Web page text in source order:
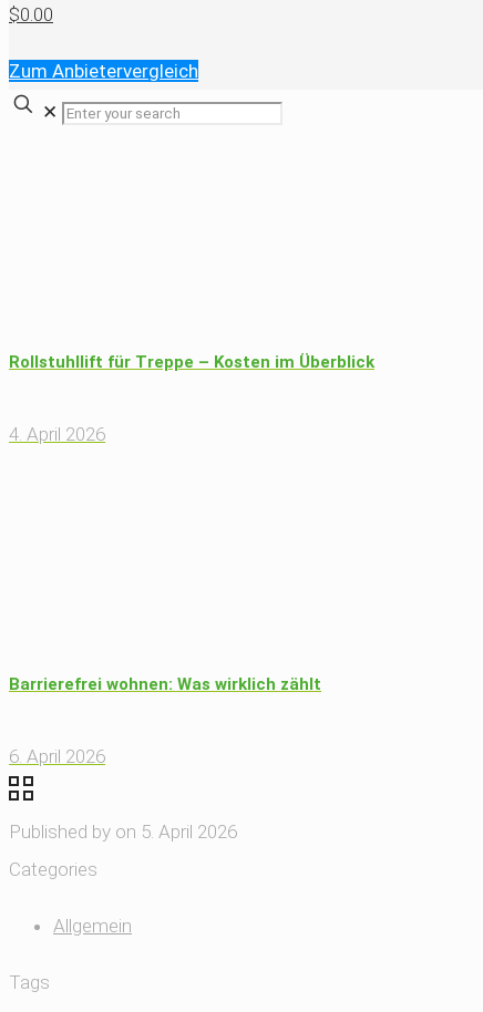
$0.00
Zum Anbietervergleich
✕
Rollstuhllift für Treppe – Kosten im Überblick
4. April 2026
Barrierefrei wohnen: Was wirklich zählt
6. April 2026
Published by on 5. April 2026
Categories
Allgemein
Tags